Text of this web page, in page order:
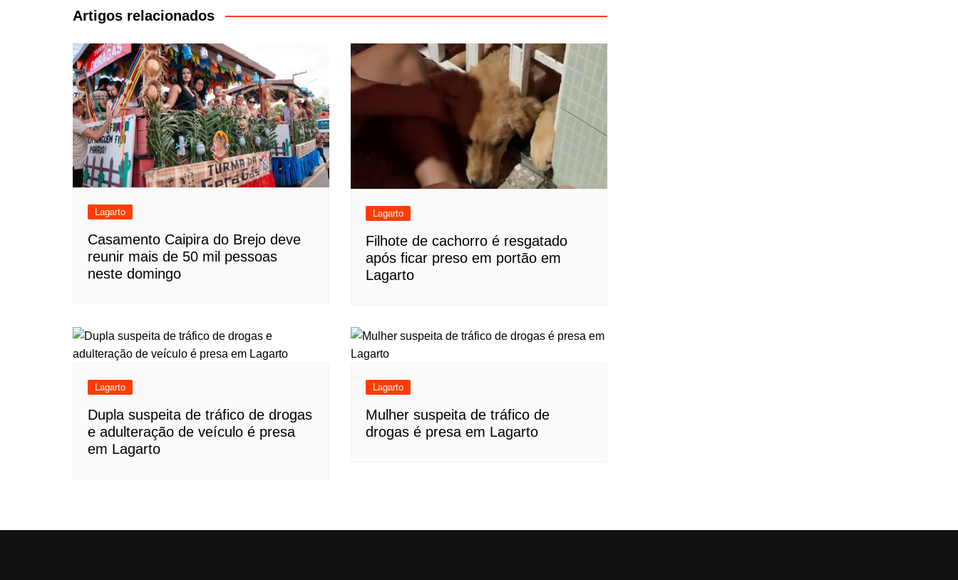
Post
Artigos relacionados
Lagarto
Casamento Caipira do Brejo deve
reunir mais de 50 mil pessoas
neste domingo
Lagarto
Filhote de cachorro é resgatado
após ficar preso em portão em
Lagarto
Lagarto
Dupla suspeita de tráfico de drogas
e adulteração de veículo é presa
em Lagarto
Lagarto
Mulher suspeita de tráfico de
drogas é presa em Lagarto